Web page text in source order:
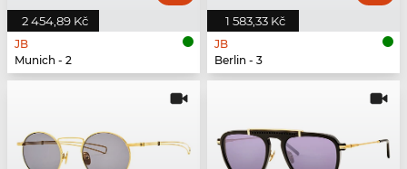
2 454,89 Kč
JB
Munich - 2
1 583,33 Kč
JB
Berlin - 3